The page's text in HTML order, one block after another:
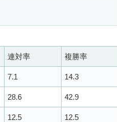
連対率 複勝率
7.1 14.3
28.6 42.9
12.5 12.5